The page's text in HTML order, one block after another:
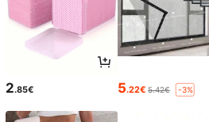
2.85€ 5.22€ 5.42€ -3%